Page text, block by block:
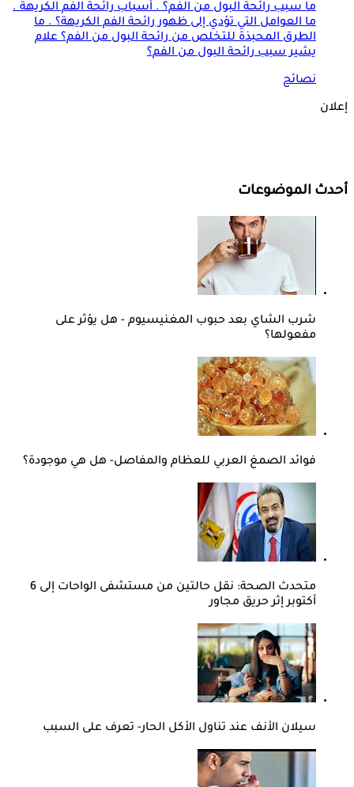
ما سبب رائحة البول من الفم؟ . أسباب رائحة الفم الكريهة .
ما العوامل التي تؤدي إلى ظهور رائحة الفم الكريهة؟ . ما
الطرق المحبذة للتخلص من رائحة البول من الفم؟ علام
يشير سبب رائحة البول من الفم؟
نصائح
إعلان
أحدث الموضوعات
شرب الشاي بعد حبوب المغنيسيوم - هل يؤثر على
مفعولها؟
فوائد الصمغ العربي للعظام والمفاصل- هل هي موجودة؟
متحدث الصحة: نقل حالتين من مستشفى الواحات إلى 6
أكتوبر إثر حريق مجاور
سيلان الأنف عند تناول الأكل الحار- تعرف على السبب